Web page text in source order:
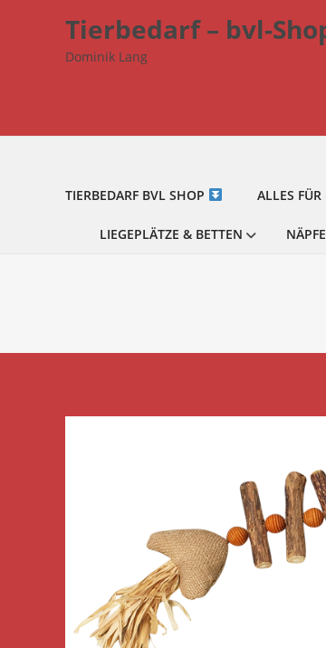
Tierbedarf – bvl-
Dominik Lang
TIERBEDARF BVL SHOP ALLES
LIEGEPLÄTZE & BETTEN